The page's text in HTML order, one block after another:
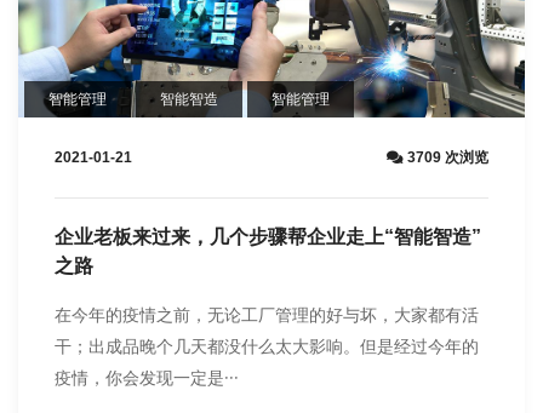
智能管理 智能智造 智能管理
2021-01-21 3709 次浏览
企业老板来过来，几个步骤帮企业走上“智能智造”
之路
在今年的疫情之前，无论工厂管理的好与坏，大家都有活
干；出成品晚个几天都没什么太大影响。但是经过今年的
疫情，你会发现一定是···